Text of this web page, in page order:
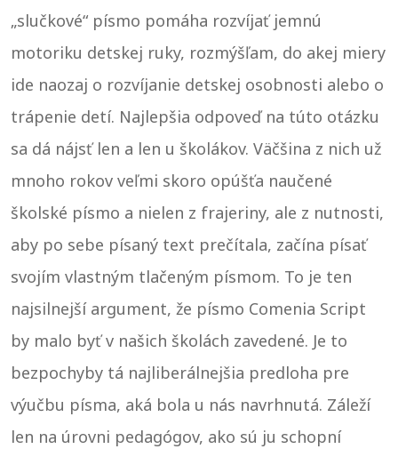
„slučkové“ písmo pomáha rozvíjať jemnú
motoriku detskej ruky, rozmýšľam, do akej miery
ide naozaj o rozvíjanie detskej osobnosti alebo o
trápenie detí. Najlepšia odpoveď na túto otázku
sa dá nájsť len a len u školákov. Väčšina z nich už
mnoho rokov veľmi skoro opúšťa naučené
školské písmo a nielen z frajeriny, ale z nutnosti,
aby po sebe písaný text prečítala, začína písať
svojím vlastným tlačeným písmom. To je ten
najsilnejší argument, že písmo Comenia Script
by malo byť v našich školách zavedené. Je to
bezpochyby tá najliberálnejšia predloha pre
výučbu písma, aká bola u nás navrhnutá. Záleží
len na úrovni pedagógov, ako sú ju schopní